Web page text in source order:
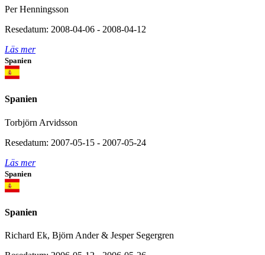
Per Henningsson
Resedatum: 2008-04-06 - 2008-04-12
Läs mer
Spanien
Spanien
Torbjörn Arvidsson
Resedatum: 2007-05-15 - 2007-05-24
Läs mer
Spanien
Spanien
Richard Ek, Björn Ander & Jesper Segergren